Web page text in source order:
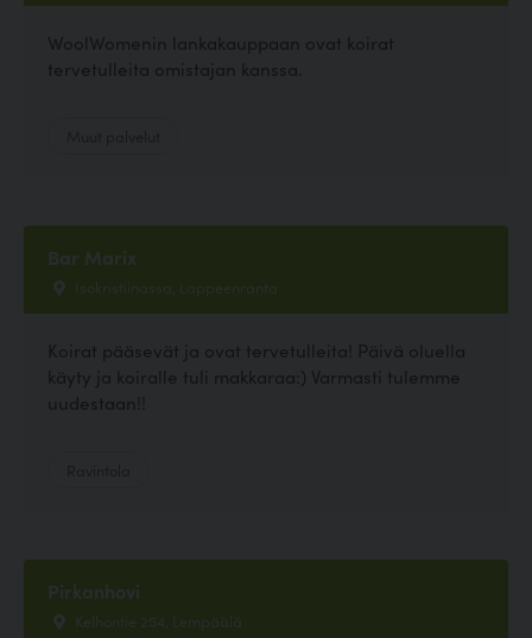
WoolWomenin lankakauppaan ovat koirat
tervetulleita omistajan kanssa.
Bar Marix
Isokristiinassa, Lappeenranta
Koirat pääsevät ja ovat tervetulleita! Päivä oluella
käyty ja koiralle tuli makkaraa:) Varmasti tulemme
uudestaan!!
Pirkanhovi
Kelhontie 254, Lempäälä